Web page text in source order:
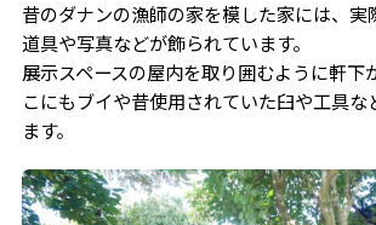
昔のダナンの漁師の家を模した家には、実
道具や写真などが飾られています。
展示スペースの屋内を取り囲むように軒下
こにもブイや昔使用されていた臼や工具な
ます。